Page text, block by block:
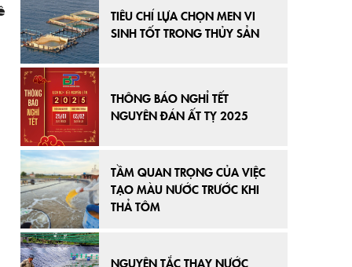
TIÊU CHÍ LỰA CHỌN MEN VI
SINH TỐT TRONG THỦY SẢN
THÔNG BÁO NGHỈ TẾT
NGUYÊN ĐÁN ẤT TỴ 2025
TẦM QUAN TRỌNG CỦA VIỆC
TẠO MÀU NƯỚC TRƯỚC KHI
THẢ TÔM
NGUYÊN TẮC THAY NƯỚC